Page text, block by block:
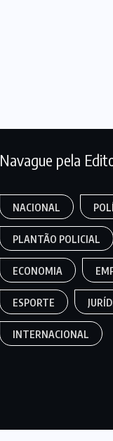
Navague pela
NACIONAL
PLANTÃO POLICIAL
ECONOMIA
ESPORTE
INTERNACIONAL